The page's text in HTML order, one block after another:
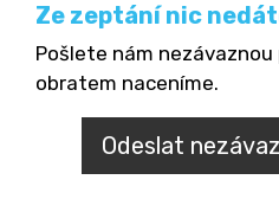
Ze zeptání nic
Pošlete nám
obratem naceníme.
Odeslat